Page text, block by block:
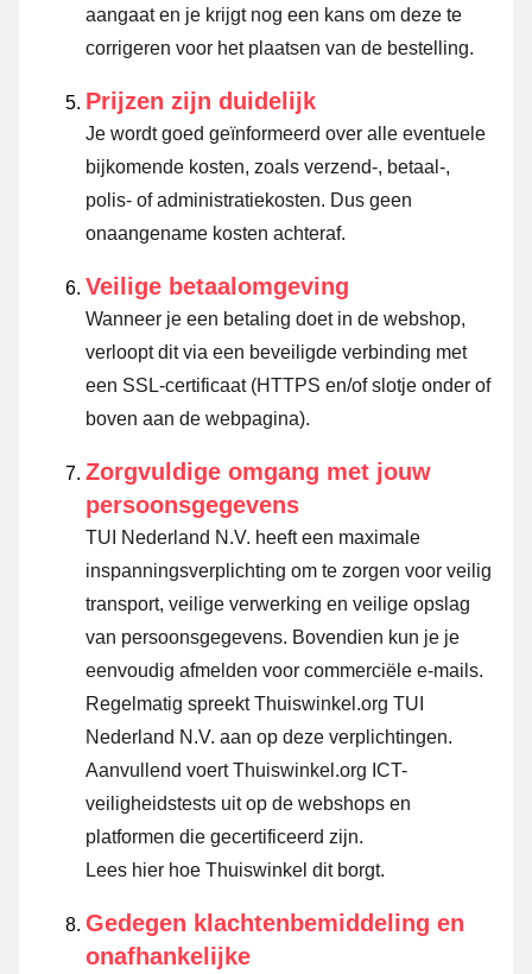
aangaat en je krijgt nog een kans om deze te
corrigeren voor het plaatsen van de bestelling.
Prijzen zijn duidelijk
Je wordt goed geïnformeerd over alle eventuele
bijkomende kosten, zoals verzend-, betaal-,
polis- of administratiekosten. Dus geen
onaangename kosten achteraf.
Veilige betaalomgeving
Wanneer je een betaling doet in de webshop,
verloopt dit via een beveiligde verbinding met
een SSL-certificaat (HTTPS en/of slotje onder of
boven aan de webpagina).
Zorgvuldige omgang met jouw
persoonsgegevens
TUI Nederland N.V. heeft een maximale
inspanningsverplichting om te zorgen voor veilig
transport, veilige verwerking en veilige opslag
van persoonsgegevens. Bovendien kun je je
eenvoudig afmelden voor commerciële e-mails.
Regelmatig spreekt Thuiswinkel.org TUI
Nederland N.V. aan op deze verplichtingen.
Aanvullend voert Thuiswinkel.org ICT-
veiligheidstests uit op de webshops en
platformen die gecertificeerd zijn.
Lees hier hoe Thuiswinkel dit borgt.
Gedegen klachtenbemiddeling en
onafhankelijke